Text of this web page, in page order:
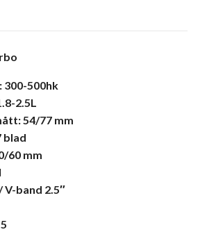
500hk
2.5L
54/77 mm
blad
60 mm
V-band 2.5″